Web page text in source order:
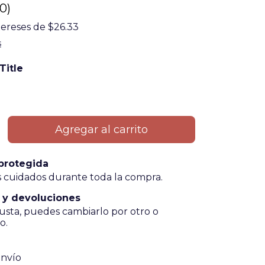
de $26.33
cuidados durante toda la compra.
y devoluciones
puedes cambiarlo por otro o